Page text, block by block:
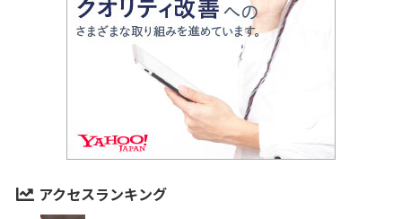
アクセスランキング